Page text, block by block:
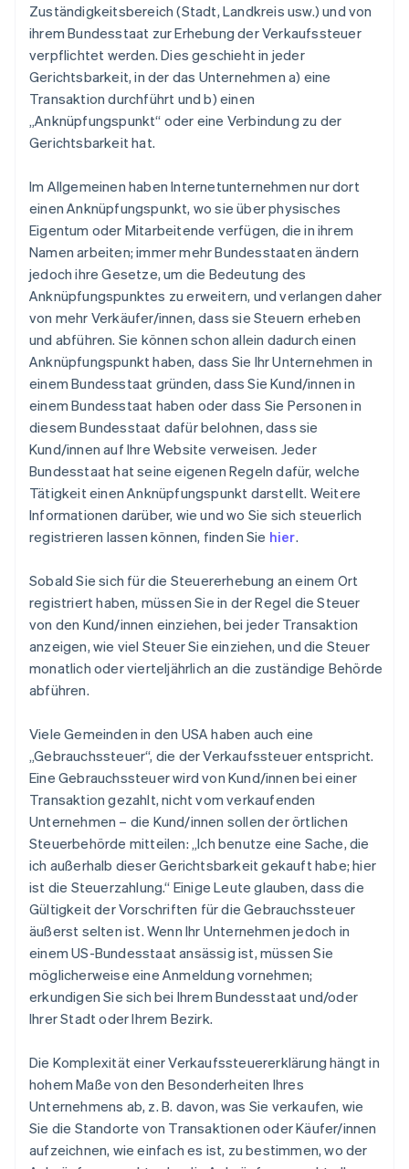
Zuständigkeitsbereich (Stadt, Landkreis usw.) und von
ihrem Bundesstaat zur Erhebung der Verkaufssteuer
verpflichtet werden. Dies geschieht in jeder
Gerichtsbarkeit, in der das Unternehmen a) eine
Transaktion durchführt und b) einen
„Anknüpfungspunkt“ oder eine Verbindung zu der
Gerichtsbarkeit hat.
Im Allgemeinen haben Internetunternehmen nur dort
einen Anknüpfungspunkt, wo sie über physisches
Eigentum oder Mitarbeitende verfügen, die in ihrem
Namen arbeiten; immer mehr Bundesstaaten ändern
jedoch ihre Gesetze, um die Bedeutung des
Anknüpfungspunktes zu erweitern, und verlangen daher
von mehr Verkäufer/innen, dass sie Steuern erheben
und abführen. Sie können schon allein dadurch einen
Anknüpfungspunkt haben, dass Sie Ihr Unternehmen in
einem Bundesstaat gründen, dass Sie Kund/innen in
einem Bundesstaat haben oder dass Sie Personen in
diesem Bundesstaat dafür belohnen, dass sie
Kund/innen auf Ihre Website verweisen. Jeder
Bundesstaat hat seine eigenen Regeln dafür, welche
Tätigkeit einen Anknüpfungspunkt darstellt. Weitere
Informationen darüber, wie und wo Sie sich steuerlich
registrieren lassen können, finden Sie hier.
Sobald Sie sich für die Steuererhebung an einem Ort
registriert haben, müssen Sie in der Regel die Steuer
von den Kund/innen einziehen, bei jeder Transaktion
anzeigen, wie viel Steuer Sie einziehen, und die Steuer
monatlich oder vierteljährlich an die zuständige Behörde
abführen.
Viele Gemeinden in den USA haben auch eine
„Gebrauchssteuer“, die der Verkaufssteuer entspricht.
Eine Gebrauchssteuer wird von Kund/innen bei einer
Transaktion gezahlt, nicht vom verkaufenden
Unternehmen – die Kund/innen sollen der örtlichen
Steuerbehörde mitteilen: „Ich benutze eine Sache, die
ich außerhalb dieser Gerichtsbarkeit gekauft habe; hier
ist die Steuerzahlung.“ Einige Leute glauben, dass die
Gültigkeit der Vorschriften für die Gebrauchssteuer
äußerst selten ist. Wenn Ihr Unternehmen jedoch in
einem US-Bundesstaat ansässig ist, müssen Sie
möglicherweise eine Anmeldung vornehmen;
erkundigen Sie sich bei Ihrem Bundesstaat und/oder
Ihrer Stadt oder Ihrem Bezirk.
Die Komplexität einer Verkaufssteuererklärung hängt in
hohem Maße von den Besonderheiten Ihres
Unternehmens ab, z. B. davon, was Sie verkaufen, wie
Sie die Standorte von Transaktionen oder Käufer/innen
aufzeichnen, wie einfach es ist, zu bestimmen, wo der